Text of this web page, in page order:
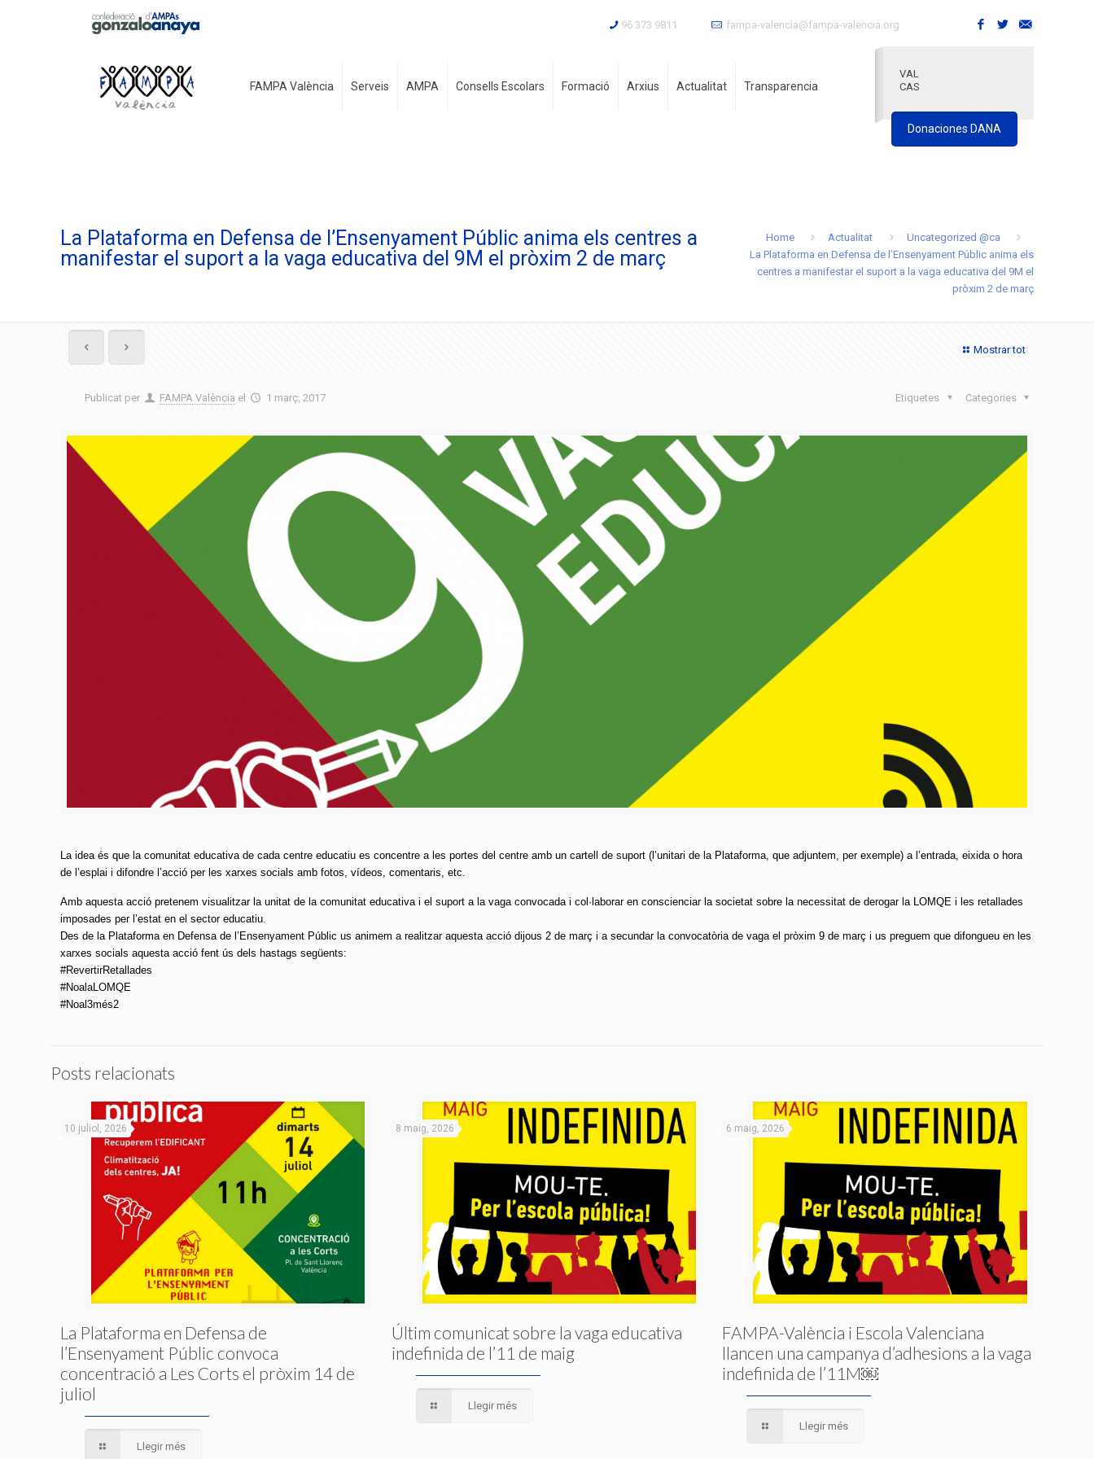
96 373 9811 fampa-valencia@fampa-valencia.org
FAMPA València Serveis AMPA Consells Escolars Formació Arxius Actualitat Transparencia
VAL
CAS
Donaciones DANA
La Plataforma en Defensa de l’Ensenyament Públic anima els centres a
manifestar el suport a la vaga educativa del 9M el pròxim 2 de març
Home Actualitat
Uncategorized @ca
La Plataforma en Defensa de l’Ensenyament Públic anima els
centres a manifestar el suport a la vaga educativa del 9M el
pròxim 2 de març
Mostrar tot
Publicat per FAMPA València el 1 març, 2017 Categories
Etiquetes
La idea és que la comunitat educativa de cada centre educatiu es concentre a les portes del centre amb un cartell de suport (l’unitari de la Plataforma, que adjuntem, per exemple) a l’entrada, eixida o hora
de l’esplai i difondre l’acció per les xarxes socials amb fotos, vídeos, comentaris, etc.
Amb aquesta acció pretenem visualitzar la unitat de la comunitat educativa i el suport a la vaga convocada i col·laborar en conscienciar la societat sobre la necessitat de derogar la LOMQE i les retallades
imposades per l’estat en el sector educatiu.
Des de la Plataforma en Defensa de l’Ensenyament Públic us animem a realitzar aquesta acció dijous 2 de març i a secundar la convocatòria de vaga el pròxim 9 de març i us preguem que difongueu en les
xarxes socials aquesta acció fent ús dels hastags següents:
#RevertirRetallades
#NoalaLOMQE
#Noal3més2
Posts relacionats
10 juliol, 2026
La Plataforma en Defensa de
l’Ensenyament Públic convoca
concentració a Les Corts el pròxim 14 de
juliol
Llegir més
8 maig, 2026
Últim comunicat sobre la vaga educativa
indefinida de l’11 de maig
Llegir més
6 maig, 2026
FAMPA-València i Escola Valenciana
llancen una campanya d’adhesions a la vaga
indefinida de l’11M￼
Llegir més